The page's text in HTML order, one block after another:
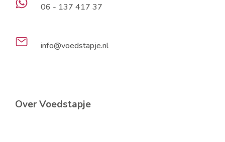
06 - 137 417 37
info@voedstapje.nl
Over Voedstapje